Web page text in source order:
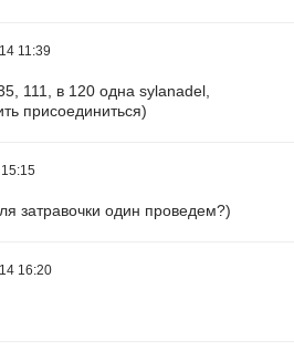
11:39
111, в 120 одна sylanadel,
присоединиться)
затравочки один проведем?)
16:20